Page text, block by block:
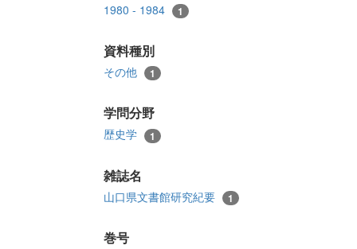
1980 - 1984 1
資料種別
その他 1
学問分野
歴史学 1
雑誌名
山口県文書館研究紀要 1
巻号